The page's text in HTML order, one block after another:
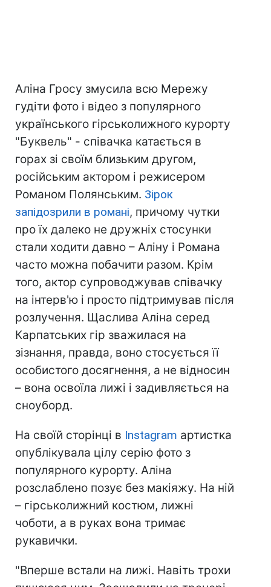
Аліна Гросу змусила всю Мережу
гудіти фото і відео з популярного
українського гірськолижного курорту
"Буквель" - співачка катається в
горах зі своїм близьким другом,
російським актором і режисером
Романом Полянським. Зірок
запідозрили в романі, причому чутки
про їх далеко не дружніх стосунки
стали ходити давно – Аліну і Романа
часто можна побачити разом. Крім
того, актор супроводжував співачку
на інтерв'ю і просто підтримував після
розлучення. Щаслива Аліна серед
Карпатських гір зважилася на
зізнання, правда, воно стосується її
особистого досягнення, а не відносин
– вона освоїла лижі і задивляється на
сноуборд.
На своїй сторінці в Instagram артистка
опублікувала цілу серію фото з
популярного курорту. Аліна
розслаблено позує без макіяжу. На ній
– гірськолижний костюм, лижні
чоботи, а в руках вона тримає
рукавички.
"Вперше встали на лижі. Навіть трохи